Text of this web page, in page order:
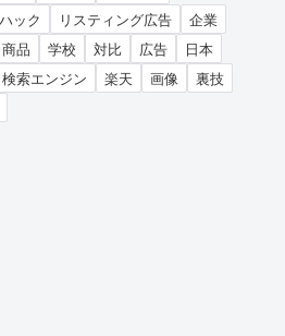
ック
リスティング広告
企業
商品 学校 対比 広告
日本
検索エンジン 楽天 画像
裏技